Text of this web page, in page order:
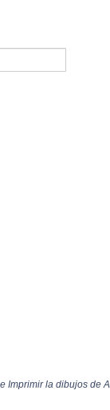
Imprimir la dibujos de